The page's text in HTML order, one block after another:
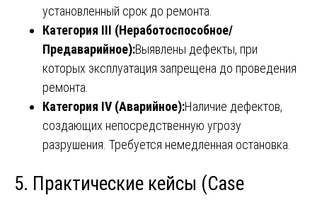
установленный срок до ремонта.
Категория III (Неработоспособное/
Предаварийное):Выявлены дефекты, при
которых эксплуатация запрещена до проведения
ремонта.
Категория IV (Аварийное):Наличие дефектов,
создающих непосредственную угрозу
разрушения. Требуется немедленная остановка.
5. Практические кейсы (Case